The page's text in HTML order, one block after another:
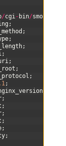
/cgi- bin/smokeping
;
;
;
;
;
;
;
;
;
;
;
;
;
;
;
;